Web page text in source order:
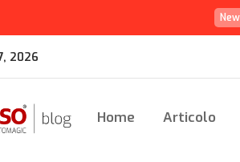
2026
Home Articolo